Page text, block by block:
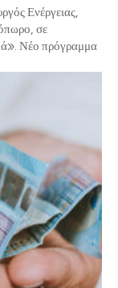
Ενέργειας,
σε